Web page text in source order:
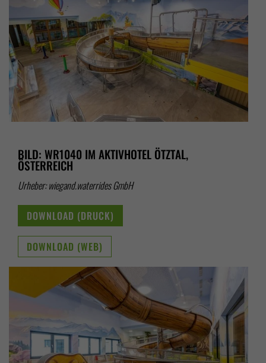
BILD: WR1040 IM AKTIVHOTEL ÖTZTAL,
ÖSTERREICH
Urheber: wiegand.waterrides GmbH
DOWNLOAD (DRUCK)
DOWNLOAD (WEB)